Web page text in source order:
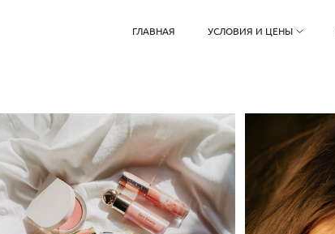
ГЛАВНАЯ УСЛОВИЯ И ЦЕНЫ